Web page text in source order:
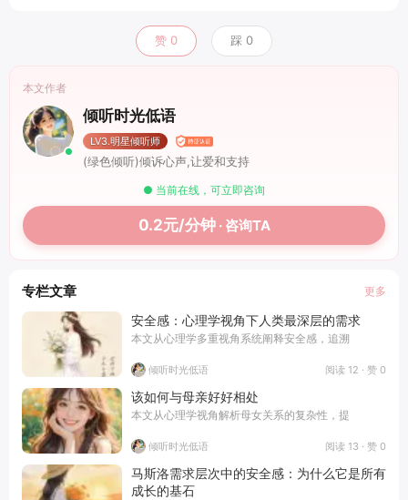
赞 0 踩 0
本文作者
倾听时光低语
LV3.明星倾听师
(绿色倾听)倾诉心声,让爱和支持
● 当前在线，可立即咨询
0.2元/分钟· 咨询TA
专栏文章 更多
安全感：心理学视角下人类最深层的需求
本文从心理学多重视角系统阐释安全感，追溯
倾听时光低语 阅读 12 · 赞 0
该如何与母亲好好相处
本文从心理学视角解析母女关系的复杂性，提
倾听时光低语 阅读 13 · 赞 0
马斯洛需求层次中的安全感：为什么它是所有
成长的基石